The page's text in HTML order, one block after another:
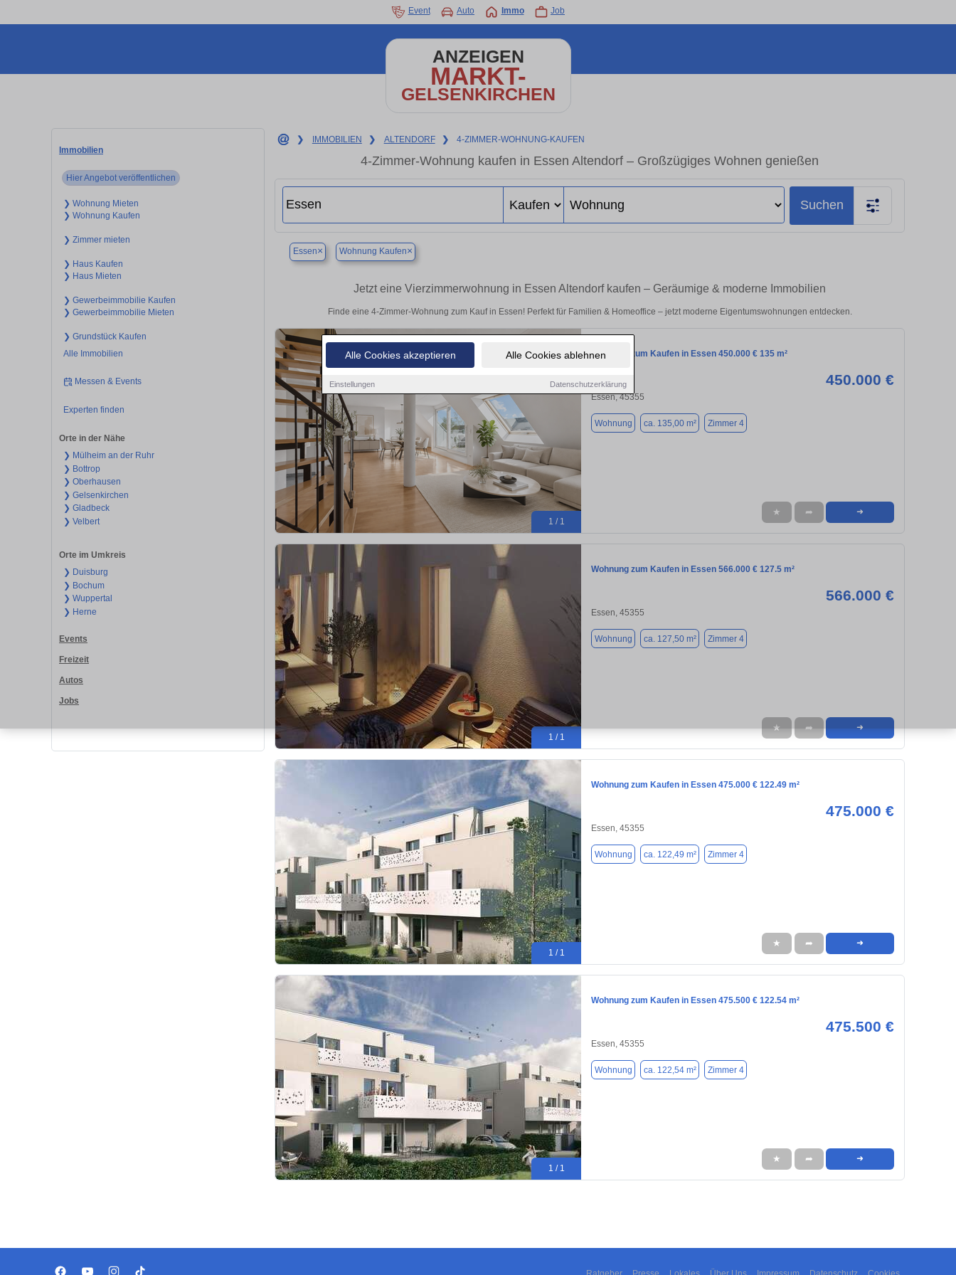
Alle Cookies akzeptieren Alle Cookies ablehnen
Einstellungen Datenschutzerklärung
Event Auto Immo Job
ANZEIGEN
MARKT-
GELSENKIRCHEN
Immobilien
Hier Angebot veröffentlichen
❯ Wohnung Mieten
❯ Wohnung Kaufen
❯ Zimmer mieten
❯ Haus Kaufen
❯ Haus Mieten
❯ Gewerbeimmobilie Kaufen
❯ Gewerbeimmobilie Mieten
❯ Grundstück Kaufen
Alle Immobilien
Messen & Events
Experten finden
Orte in der Nähe
❯ Mülheim an der Ruhr
❯ Bottrop
❯ Oberhausen
❯ Gelsenkirchen
❯ Gladbeck
❯ Velbert
Orte im Umkreis
❯ Duisburg
❯ Bochum
❯ Wuppertal
❯ Herne
Events
Freizeit
Autos
Jobs
❯ IMMOBILIEN ❯ ALTENDORF ❯ 4-ZIMMER-WOHNUNG-KAUFEN
4-Zimmer-Wohnung kaufen in Essen Altendorf – Großzügiges Wohnen genießen
Suchen
Essen× Wohnung Kaufen×
Jetzt eine Vierzimmerwohnung in Essen Altendorf kaufen – Geräumige & moderne Immobilien
Finde eine 4-Zimmer-Wohnung zum Kauf in Essen! Perfekt für Familien & Homeoffice – jetzt moderne Eigentumswohnungen entdecken.
1 / 1
Wohnung zum Kaufen in Essen 450.000 € 135 m²
450.000 €
Essen, 45355
Wohnung ca. 135,00 m² Zimmer 4
★ ➦ ➜
1 / 1
Wohnung zum Kaufen in Essen 566.000 € 127.5 m²
566.000 €
Essen, 45355
Wohnung ca. 127,50 m² Zimmer 4
★ ➦ ➜
1 / 1
Wohnung zum Kaufen in Essen 475.000 € 122.49 m²
475.000 €
Essen, 45355
Wohnung ca. 122,49 m² Zimmer 4
★ ➦ ➜
1 / 1
Wohnung zum Kaufen in Essen 475.500 € 122.54 m²
475.500 €
Essen, 45355
Wohnung ca. 122,54 m² Zimmer 4
★ ➦ ➜